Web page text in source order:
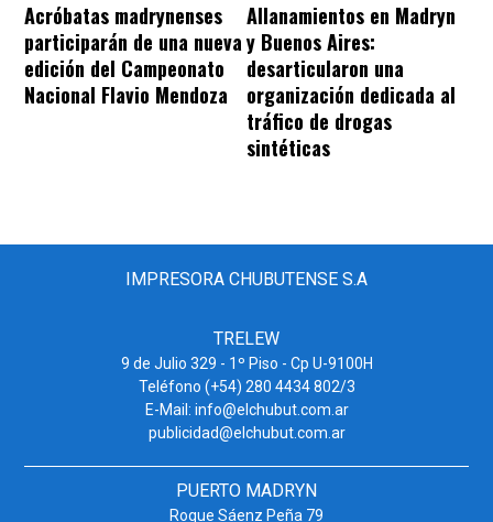
Acróbatas madrynenses
participarán de una nueva
edición del Campeonato
Nacional Flavio Mendoza
Allanamientos en Madryn
y Buenos Aires:
desarticularon una
organización dedicada al
tráfico de drogas
sintéticas
IMPRESORA CHUBUTENSE S.A
TRELEW
9 de Julio 329 - 1º Piso - Cp U-9100H
Teléfono (+54) 280 4434 802/3
E-Mail: info@elchubut.com.ar
publicidad@elchubut.com.ar
PUERTO MADRYN
Roque Sáenz Peña 79